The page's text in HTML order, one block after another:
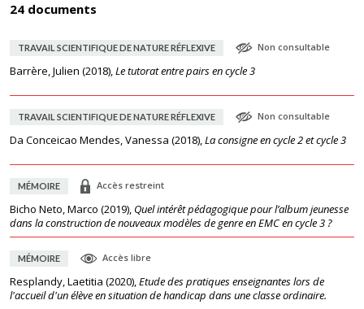
24 documents
TRAVAIL SCIENTIFIQUE DE NATURE RÉFLEXIVE Non consultable
Barrère, Julien (2018),Le tutorat entre pairs en cycle 3
TRAVAIL SCIENTIFIQUE DE NATURE RÉFLEXIVE Non consultable
Da Conceicao Mendes, Vanessa (2018),La consigne en cycle 2 et cycle 3
MÉMOIRE Accès restreint
Bicho Neto, Marco (2019), Quel intérêt pédagogique pour l’album jeunesse
dans la construction de nouveaux modèles de genre en EMC en cycle 3 ?
MÉMOIRE Accès libre
Resplandy, Laetitia (2020),Etude des pratiques enseignantes lors de
l'accueil d'un élève en situation de handicap dans une classe ordinaire.